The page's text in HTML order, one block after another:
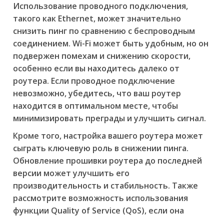
Использование проводного подключения,
такого как Ethernet, может значительно
снизить пинг по сравнению с беспроводным
соединением. Wi-Fi может быть удобным, но он
подвержен помехам и снижению скорости,
особенно если вы находитесь далеко от
роутера. Если проводное подключение
невозможно, убедитесь, что ваш роутер
находится в оптимальном месте, чтобы
минимизировать преграды и улучшить сигнал.
Кроме того, настройка вашего роутера может
сыграть ключевую роль в снижении пинга.
Обновление прошивки роутера до последней
версии может улучшить его
производительность и стабильность. Также
рассмотрите возможность использования
функции Quality of Service (QoS), если она